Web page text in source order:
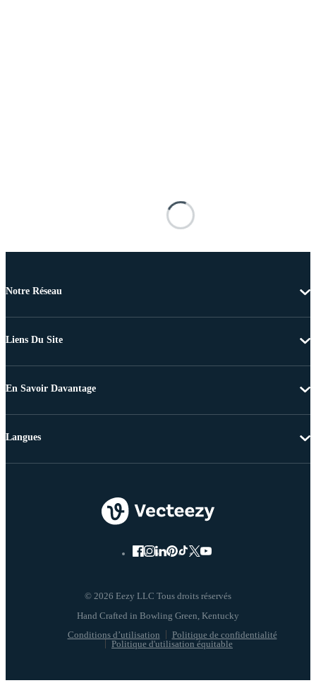
Notre Réseau
Liens Du Site
En Savoir Davantage
© 2026 Eezy LLC Tous droits réservés
Conditions d’utilisation
Politique de confidentialité
Politique d'utilisation équitable
Langues